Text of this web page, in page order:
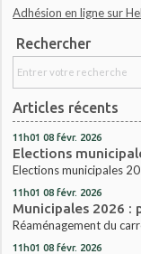
Adhésion en ligne sur
Rechercher
Articles récents
11h01 08 févr. 2026
Elections
Elections municipales
11h01 08 févr. 2026
Municipales 2026 :
Réaménagement du
11h01 08 févr. 2026